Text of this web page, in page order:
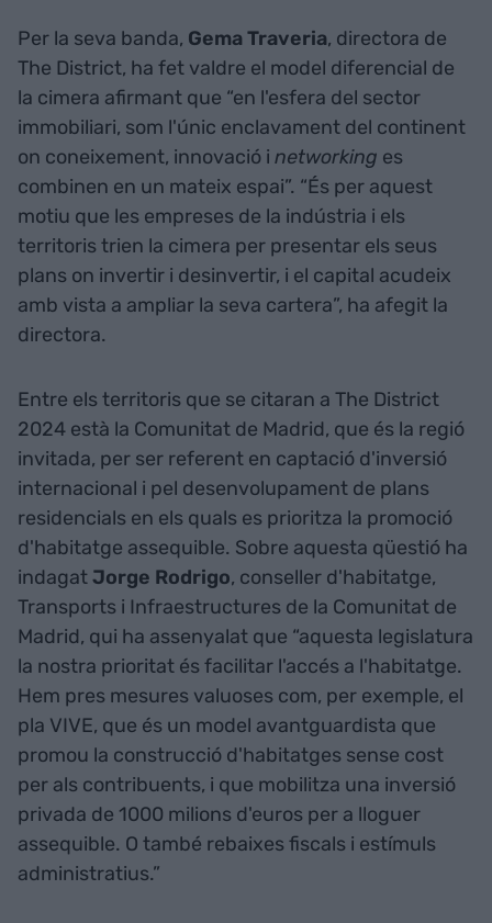
Per la seva banda, Gema Traveria, directora de
The District, ha fet valdre el model diferencial de
la cimera afirmant que “en l'esfera del sector
immobiliari, som l'únic enclavament del continent
on coneixement, innovació i networking es
combinen en un mateix espai”. “És per aquest
motiu que les empreses de la indústria i els
territoris trien la cimera per presentar els seus
plans on invertir i desinvertir, i el capital acudeix
amb vista a ampliar la seva cartera”, ha afegit la
directora.
Entre els territoris que se citaran a The District
2024 està la Comunitat de Madrid, que és la regió
invitada, per ser referent en captació d'inversió
internacional i pel desenvolupament de plans
residencials en els quals es prioritza la promoció
d'habitatge assequible. Sobre aquesta qüestió ha
indagatJorge Rodrigo, conseller d'habitatge,
Transports i Infraestructures de la Comunitat de
Madrid, qui ha assenyalat que “aquesta legislatura
la nostra prioritat és facilitar l'accés a l'habitatge.
Hem pres mesures valuoses com, per exemple, el
pla VIVE, que és un model avantguardista que
promou la construcció d'habitatges sense cost
per als contribuents, i que mobilitza una inversió
privada de 1000 milions d'euros per a lloguer
assequible. O també rebaixes fiscals i estímuls
administratius.”